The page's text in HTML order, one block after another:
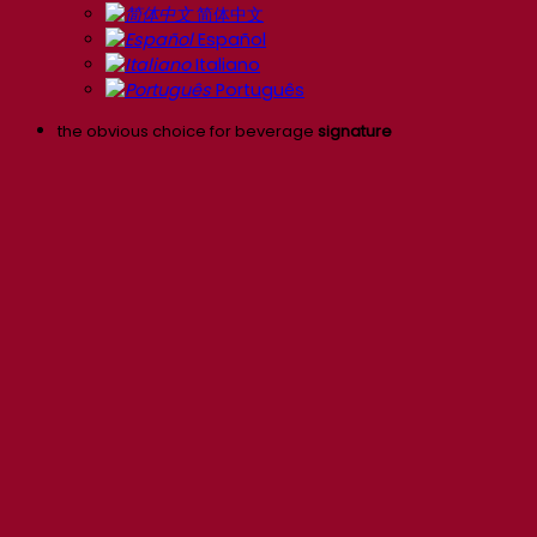
简体中文
Español
Italiano
Português
the obvious choice for beverage signature